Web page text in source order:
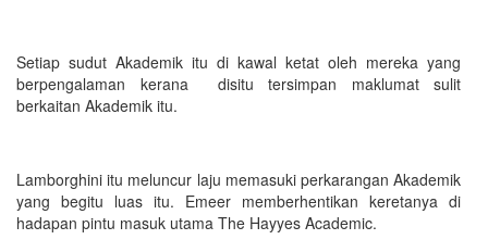
Setiap sudut Akademik itu di kawal ketat oleh mereka yang
berpengalaman kerana disitu tersimpan maklumat sulit
berkaitan Akademik itu.
Lamborghini itu meluncur laju memasuki perkarangan Akademik
yang begitu luas itu. Emeer memberhentikan keretanya di
hadapan pintu masuk utama The Hayyes Academic.